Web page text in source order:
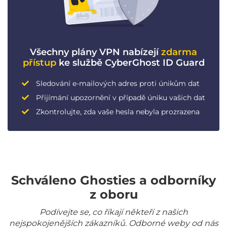
Všechny plány VPN nabízejízdarma
přístupke službě CyberGhost ID Guard
Sledování e-mailových adres proti únikům dat
Přijímání upozornění v případě úniku vašich dat
Zkontrolujte, zda vaše hesla nebyla prozrazena
Schváleno Ghosties a odborníky
z oboru
Podívejte se, co říkají někteří z našich
nejspokojenějších zákazníků. Odborné weby od nás